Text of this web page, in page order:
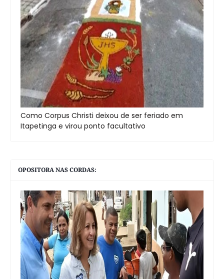
Como Corpus Christi deixou de ser feriado em
Itapetinga e virou ponto facultativo
OPOSITORA NAS CORDAS: